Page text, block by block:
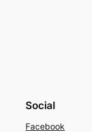
Social
Facebook